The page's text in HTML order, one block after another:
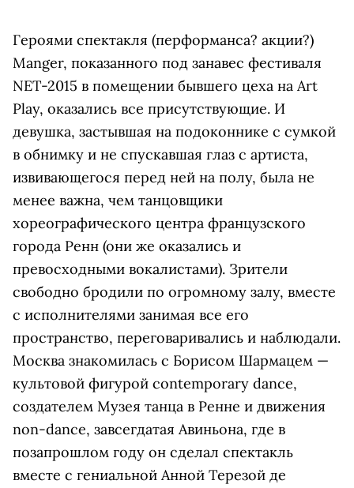
Героями спектакля (перформанса? акции?)
Manger, показанного под занавес фестиваля
NET-2015 в помещении бывшего цеха на Art
Play, оказались все присутствующие. И
девушка, застывшая на подоконнике с сумкой
в обнимку и не спускавшая глаз с артиста,
извивающегося перед ней на полу, была не
менее важна, чем танцовщики
хореографического центра французского
города Ренн (они же оказались и
превосходными вокалистами). Зрители
свободно бродили по огромному залу, вместе
с исполнителями занимая все его
пространство, переговаривались и наблюдали.
Москва знакомилась с Борисом Шармацем —
культовой фигурой contemporary dance,
создателем Музея танца в Ренне и движения
non-dance, завсегдатая Авиньона, где в
позапрошлом году он сделал спектакль
вместе с гениальной Анной Терезой де